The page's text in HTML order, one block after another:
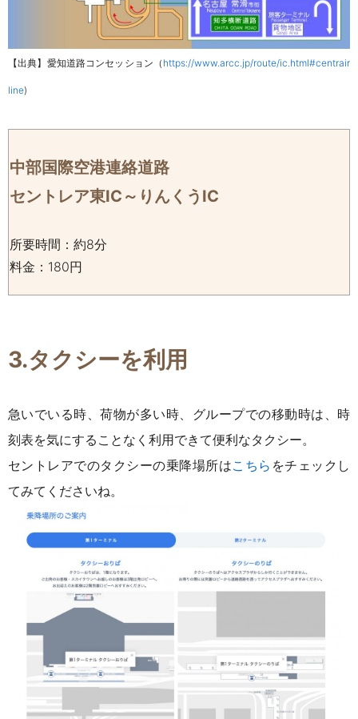
【出典】愛知道路コンセッション（ https://www.arcc.jp/route/ic.html#centrair
line)
中部国際空港連絡道路
セントレア東IC～りんくうIC
所要時間：約8分
料金：180円
3.タクシーを利用
急いでいる時、荷物が多い時、グループでの移動時は、時
刻表を気にすることなく利用できて便利なタクシー。
セントレアでのタクシーの乗降場所はこちら をチェックし
てみてくださいね。